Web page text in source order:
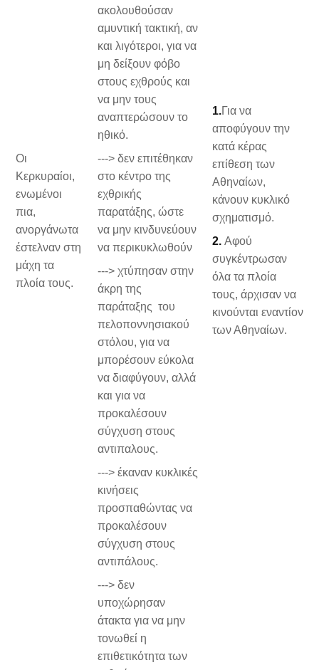
Οι
Κερκυραίοι,
ενωμένοι
πια,
ανοργάνωτα
έστελναν στη
μάχη τα
πλοία τους.
ακολουθούσαν
αμυντική τακτική, αν
και λιγότεροι, για να
μη δείξουν φόβο
στους εχθρούς και
να μην τους
αναπτερώσουν το
ηθικό.
---> δεν επιτέθηκαν
στο κέντρο της
εχθρικής
παρατάξης, ώστε
να μην κινδυνεύουν
να περικυκλωθούν
---> χτύπησαν στην
άκρη της
παράταξης του
πελοποννησιακού
στόλου, για να
μπορέσουν εύκολα
να διαφύγουν, αλλά
και για να
προκαλέσουν
σύγχυση στους
αντιπαλους.
---> έκαναν κυκλικές
κινήσεις
προσπαθώντας να
προκαλέσουν
σύγχυση στους
αντιπάλους.
---> δεν
υποχώρησαν
άτακτα για να μην
τονωθεί η
επιθετικότητα των
1.Για να
αποφύγουν την
κατά κέρας
επίθεση των
Αθηναίων,
κάνουν κυκλικό
σχηματισμό.
2. Αφού
συγκέντρωσαν
όλα τα πλοία
τους, άρχισαν να
κινούνται εναντίον
των Αθηναίων.